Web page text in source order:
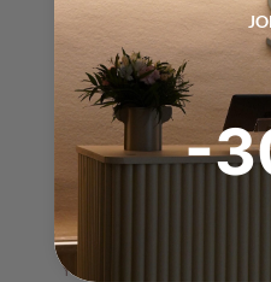
-
varaukset@ silkkilaserclinic.fi
+358 (0) 4025 000 45
Y-tunnus 3111163-5